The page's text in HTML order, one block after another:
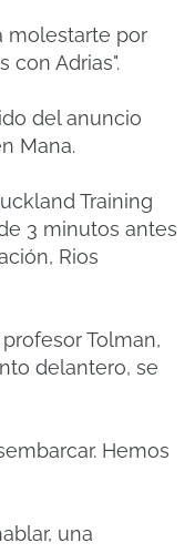
molestarte por
con Adrias".
del anuncio
Mana.
Training
3 minutos antes
Rios
Tolman,
delantero, se
Hemos
una